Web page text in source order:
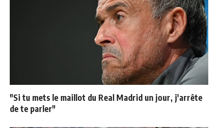
"Si tu mets le maillot du Real Madrid un jour, j'arrête
de te parler"